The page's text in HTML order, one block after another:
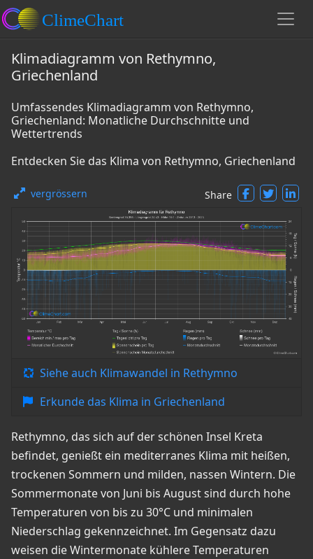
Klimadiagramm von Rethymno,
Griechenland
Umfassendes Klimadiagramm von Rethymno,
Griechenland: Monatliche Durchschnitte und
Wettertrends
Entdecken Sie das Klima von Rethymno, Griechenland
vergrössern Share
Siehe auch Klimawandel in Rethymno
Erkunde das Klima in Griechenland
Rethymno, das sich auf der schönen Insel Kreta
befindet, genießt ein mediterranes Klima mit heißen,
trockenen Sommern und milden, nassen Wintern. Die
Sommermonate von Juni bis August sind durch hohe
Temperaturen von bis zu 30°C und minimalen
Niederschlag gekennzeichnet. Im Gegensatz dazu
weisen die Wintermonate kühlere Temperaturen